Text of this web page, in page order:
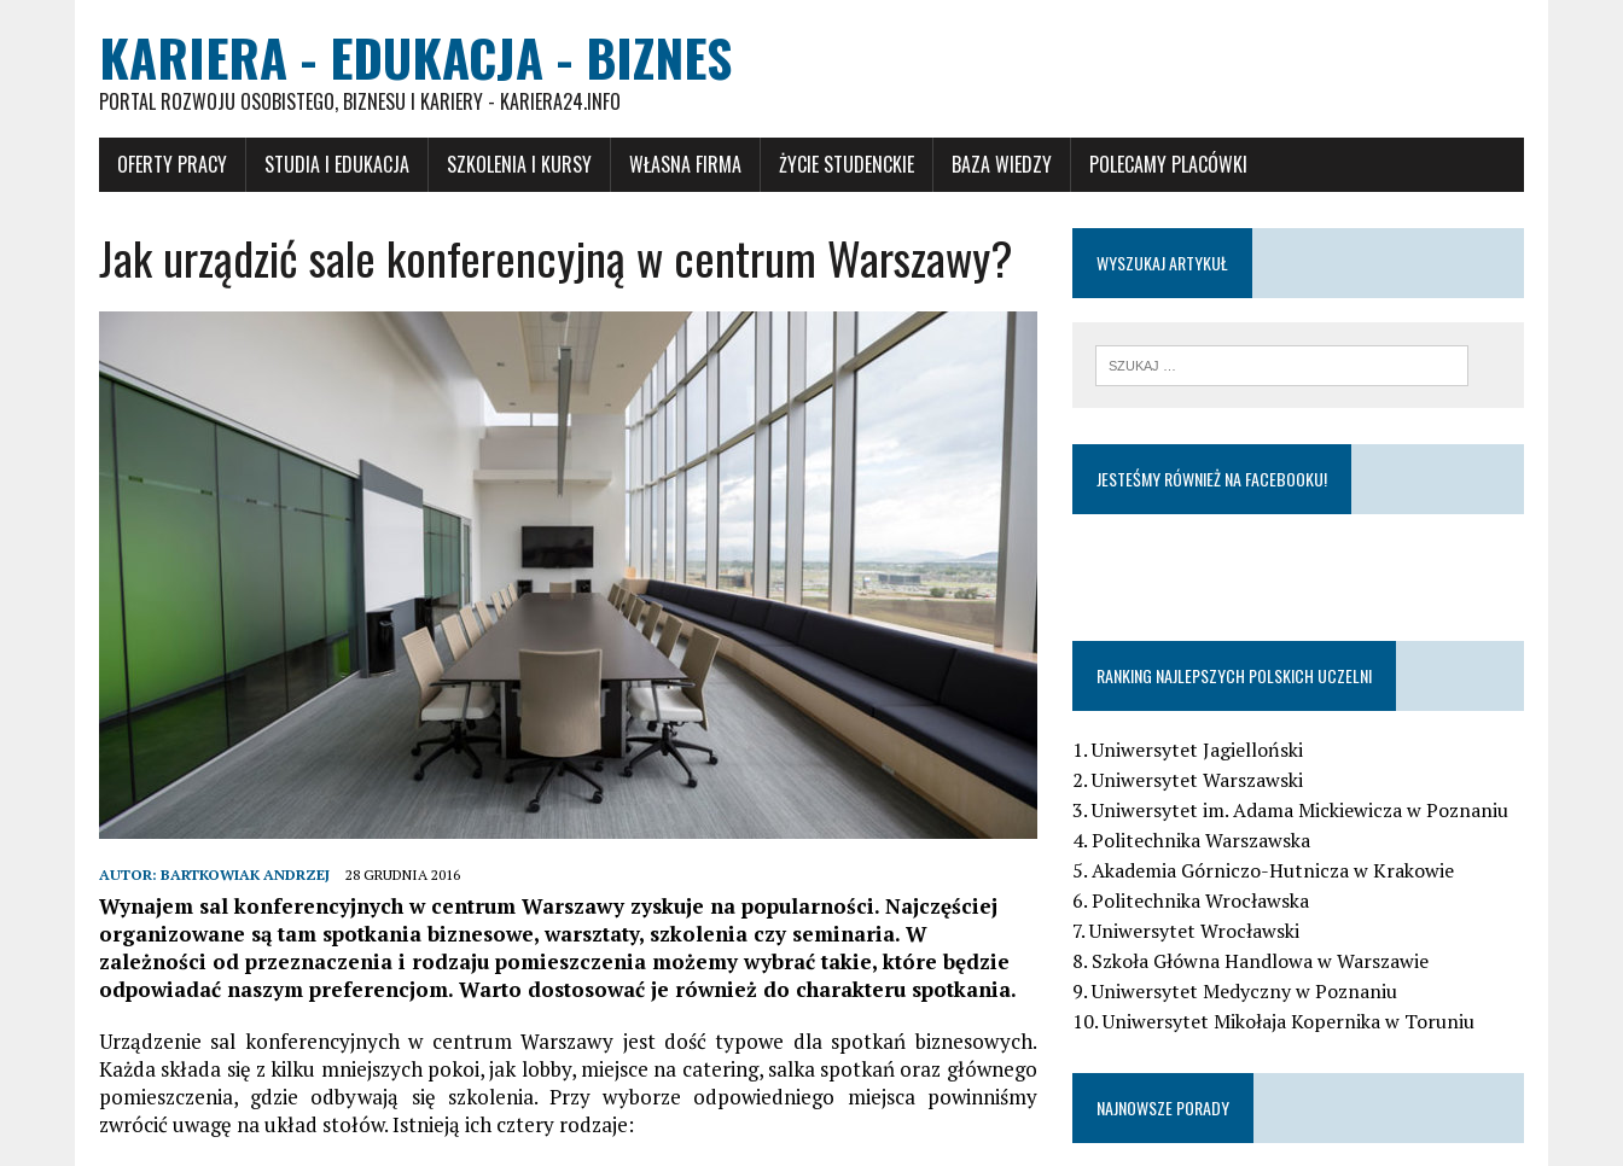
KARIERA - EDUKACJA - BIZNES
PORTAL ROZWOJU OSOBISTEGO, BIZNESU I KARIERY - KARIERA24.INFO
OFERTY PRACY STUDIA I EDUKACJA SZKOLENIA I KURSY WŁASNA FIRMA ŻYCIE STUDENCKIE BAZA WIEDZY POLECAMY PLACÓWKI
Jak urządzić sale konferencyjną w centrum Warszawy?
AUTOR: BARTKOWIAK ANDRZEJ 28 GRUDNIA 2016
Wynajem sal konferencyjnych w centrum Warszawy zyskuje na popularności. Najczęściej
organizowane są tam spotkania biznesowe, warsztaty, szkolenia czy seminaria. W
zależności od przeznaczenia i rodzaju pomieszczenia możemy wybrać takie, które będzie
odpowiadać naszym preferencjom. Warto dostosować je również do charakteru spotkania.
Urządzenie sal konferencyjnych w centrum Warszawy jest dość typowe dla spotkań biznesowych.
Każda składa się z kilku mniejszych pokoi, jak lobby, miejsce na catering, salka spotkań oraz głównego
pomieszczenia, gdzie odbywają się szkolenia. Przy wyborze odpowiedniego miejsca powinniśmy
zwrócić uwagę na układ stołów. Istnieją ich cztery rodzaje:
WYSZUKAJ ARTYKUŁ
JESTEŚMY RÓWNIEŻ NA FACEBOOKU!
RANKING NAJLEPSZYCH POLSKICH UCZELNI
1. Uniwersytet Jagielloński
2. Uniwersytet Warszawski
3. Uniwersytet im. Adama Mickiewicza w Poznaniu
4. Politechnika Warszawska
5. Akademia Górniczo-Hutnicza w Krakowie
6. Politechnika Wrocławska
7. Uniwersytet Wrocławski
8. Szkoła Główna Handlowa w Warszawie
9. Uniwersytet Medyczny w Poznaniu
10. Uniwersytet Mikołaja Kopernika w Toruniu
NAJNOWSZE PORADY